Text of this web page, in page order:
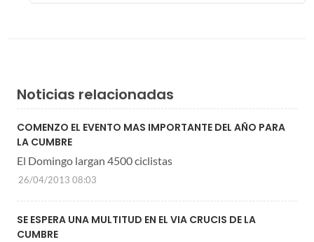
Noticias relacionadas
COMENZO EL EVENTO MAS IMPORTANTE DEL AÑO PARA
LA CUMBRE
El Domingo largan 4500 ciclistas
26/04/2013 08:03
SE ESPERA UNA MULTITUD EN EL VIA CRUCIS DE LA
CUMBRE